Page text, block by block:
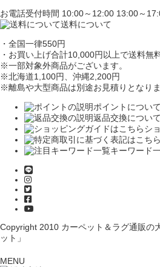
お電話受付時間 10:00～12:00 13:00～
送料について
・全国一律550円
・お買い上げ合計10,000円 以上で送料無
※一部対象外商品がございます。
※北海道1,100円、沖縄2,200円
※離島や大型商品は別途お見積りとなりま
ポイントについて
返品交換について
シ
キーワード
Copyright 2010 カーペット＆ラグ通販の
ット」
MENU